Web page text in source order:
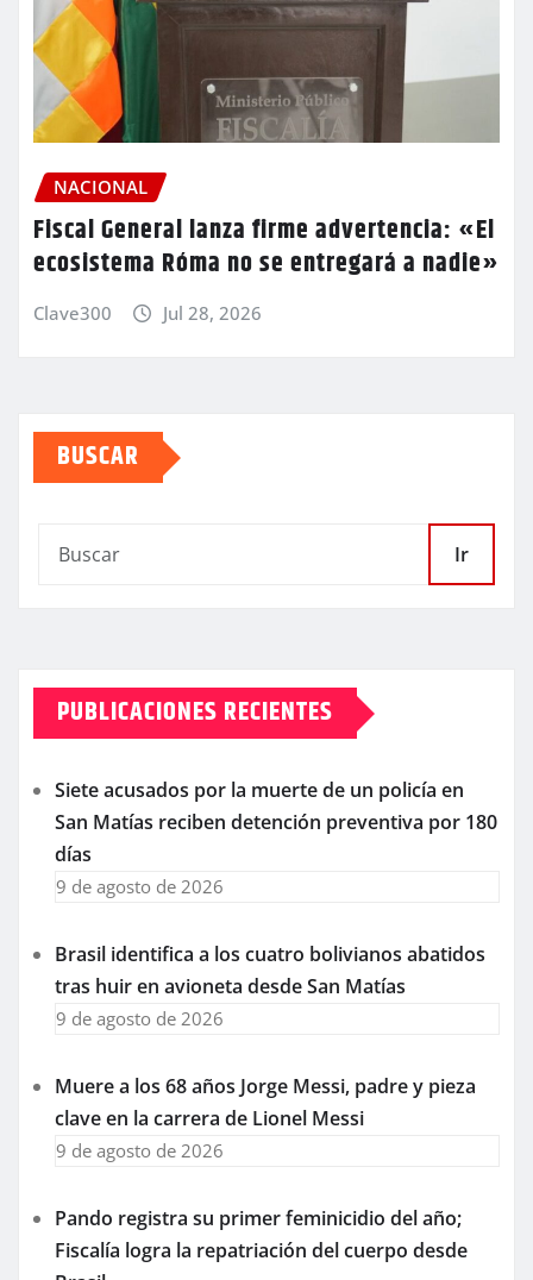
NACIONAL
Fiscal General lanza firme advertencia: «El
ecosistema Róma no se entregará a nadie»
Clave300 Jul 28, 2026
BUSCAR
Ir
PUBLICACIONES RECIENTES
Siete acusados por la muerte de un policía en
San Matías reciben detención preventiva por 180
días
9 de agosto de 2026
Brasil identifica a los cuatro bolivianos abatidos
tras huir en avioneta desde San Matías
9 de agosto de 2026
Muere a los 68 años Jorge Messi, padre y pieza
clave en la carrera de Lionel Messi
9 de agosto de 2026
Pando registra su primer feminicidio del año;
Fiscalía logra la repatriación del cuerpo desde